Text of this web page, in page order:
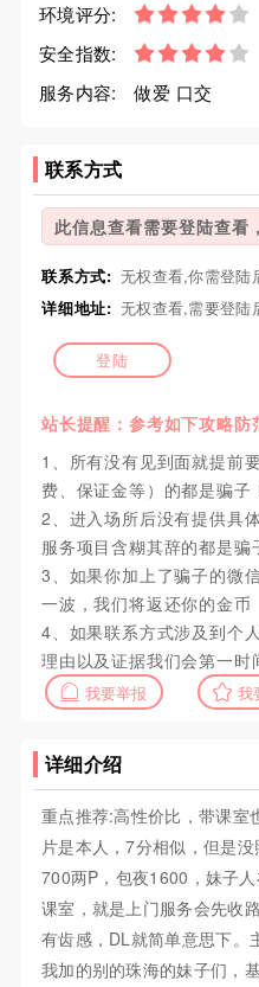
环境评分:
安全指数:
服务内容:
做爱 口交
联系方式
此信息查看需要登陆查看
联系方式: 无权查看,你需登陆
详细地址: 无权查看,需要登陆
登陆
站长提醒：参考如下攻略防
1、所有没有见到面就提前
费、保证金等）的都是骗子
2、进入场所后没有提供具
服务项目含糊其辞的都是骗
3、如果你加上了骗子的微
一波，我们将返还你的金币
4、如果联系方式涉及到个
理由以及证据我们会第一时
我要举报 我
详细介绍
重点推荐:高性价比，带课室
片是本人，7分相似，但是没
700两P，包夜1600，妹子
课室，就是上门服务会先收
有齿感，DL就简单意思下。
我加的别的珠海的妹子们，